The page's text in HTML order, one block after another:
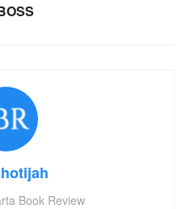
Book Review